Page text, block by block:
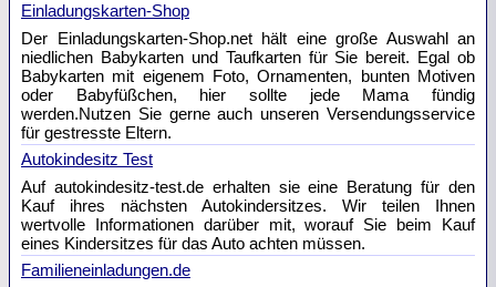
Einladungskarten-Shop
Der Einladungskarten-Shop.net hält eine große Auswahl an
niedlichen Babykarten und Taufkarten für Sie bereit. Egal ob
Babykarten mit eigenem Foto, Ornamenten, bunten Motiven
oder Babyfüßchen, hier sollte jede Mama fündig
werden.Nutzen Sie gerne auch unseren Versendungsservice
für gestresste Eltern.
Autokindesitz Test
Auf autokindesitz-test.de erhalten sie eine Beratung für den
Kauf ihres nächsten Autokindersitzes. Wir teilen Ihnen
wertvolle Informationen darüber mit, worauf Sie beim Kauf
eines Kindersitzes für das Auto achten müssen.
Familieneinladungen.de